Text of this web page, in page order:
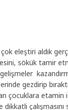
eleştiri aldık
sökük tamir
gezdirip
çocuklara
çalışmasını